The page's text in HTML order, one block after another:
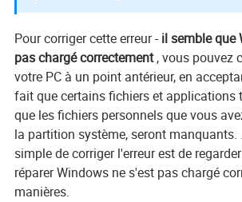
Pour corriger cette erreur - il semble que
pas chargé correctement, vous pouvez
votre PC à un point antérieur, en
fait que certains fichiers et applications
que les fichiers personnels que vous
la partition système, seront manquants.
simple de corriger l'erreur est de
réparer Windows ne s'est pas chargé
manières.